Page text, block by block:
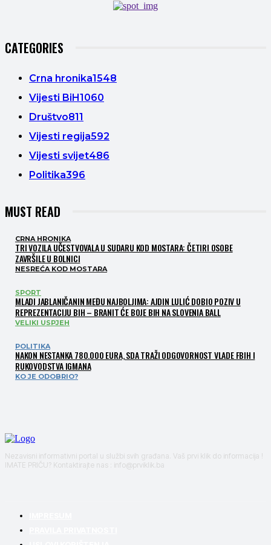
CATEGORIES
Crna hronika1548
Vijesti BiH1060
Društvo811
Vijesti regija592
Vijesti svijet486
Politika396
MUST READ
CRNA HRONIKA
TRI VOZILA UČESTVOVALA U SUDARU KOD MOSTARA: ČETIRI OSOBE
ZAVRŠILE U BOLNICI
NESREĆA KOD MOSTARA
SPORT
MLADI JABLANIČANIN MEĐU NAJBOLJIMA: AJDIN LULIĆ DOBIO POZIV U
REPREZENTACIJU BIH – BRANIT ĆE BOJE BIH NA SLOVENIA BALL
VELIKI USPJEH
POLITIKA
NAKON NESTANKA 780.000 EURA, SDA TRAŽI ODGOVORNOST VLADE FBIH I
RUKOVODSTVA IGMANA
KO JE ODOBRIO?
Nezavisni informativni portal u službi svih građana. Vaš prvi klik do informacija !
IMATE PRIČU? Kontaktirajte nas : info@prviklik.ba